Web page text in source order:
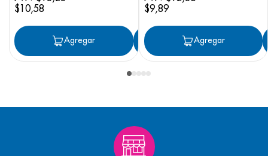
$10,58
Agregar Agregar
$9,89
Agregar